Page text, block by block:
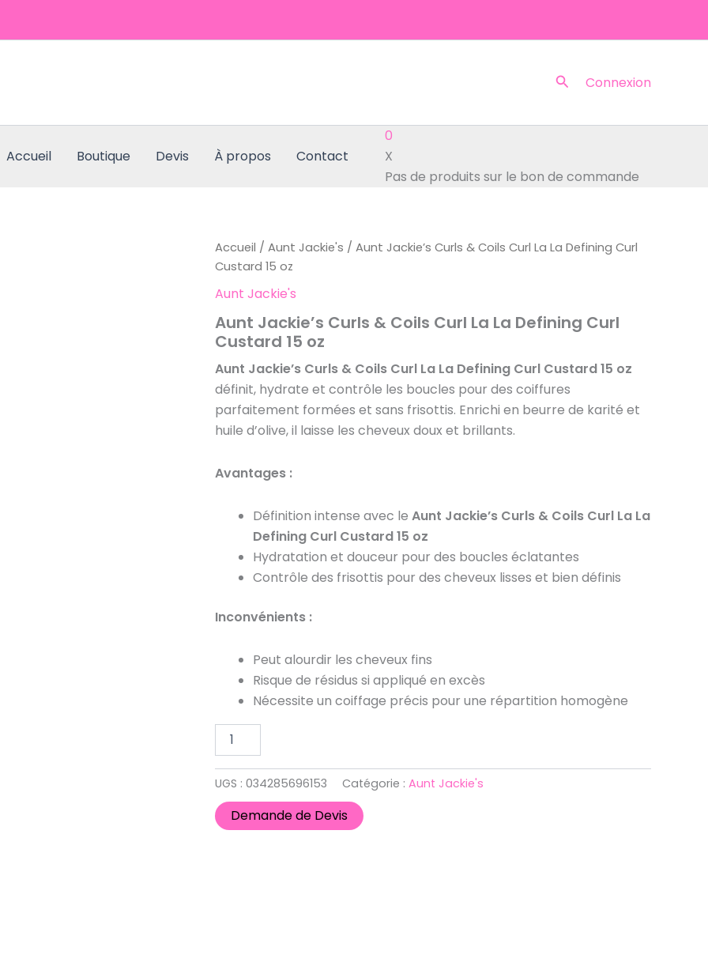
Rechercher
Connexion
Accueil Boutique Devis À propos Contact
0
X
Pas de produits sur le bon de commande
Accueil / Aunt Jackie's / Aunt Jackie’s Curls & Coils Curl La La Defining Curl
Custard 15 oz
Aunt Jackie's
Aunt Jackie’s Curls & Coils Curl La La Defining Curl
Custard 15 oz
Aunt Jackie’s Curls & Coils Curl La La Defining Curl Custard 15 oz
définit, hydrate et contrôle les boucles pour des coiffures
parfaitement formées et sans frisottis. Enrichi en beurre de karité et
huile d’olive, il laisse les cheveux doux et brillants.
Avantages :
Définition intense avec le Aunt Jackie’s Curls & Coils Curl La La
Defining Curl Custard 15 oz
Hydratation et douceur pour des boucles éclatantes
Contrôle des frisottis pour des cheveux lisses et bien définis
Inconvénients :
Peut alourdir les cheveux fins
Risque de résidus si appliqué en excès
Nécessite un coiffage précis pour une répartition homogène
quantité
de
Jackie's
&
Coils
La
La
Defining
Curl
Custard
oz
UGS : 034285696153 Catégorie : Aunt Jackie's
Demande de Devis